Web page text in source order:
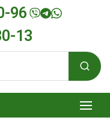
96
13